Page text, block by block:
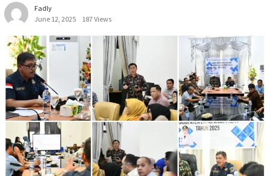
Fadly
June 12, 2025
187 Views